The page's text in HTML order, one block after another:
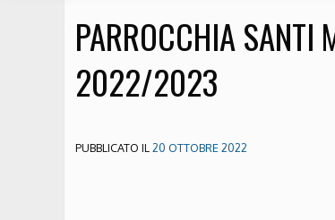
PARROCCHIA SANTI
2022/2023
PUBBLICATO IL20 OTTOBRE 2022